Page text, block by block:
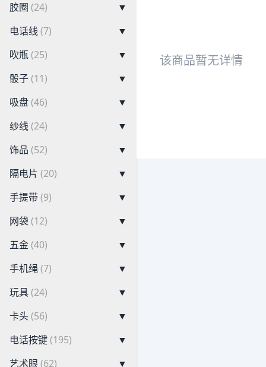
胶圈 (24)
▼
电话线(7)
▼
吹瓶(25)
▼
骰子(11)
▼
吸盘(46)
▼
纱线(24)
▼
饰品 (52)
▼
隔电片 (20)
▼
手提带(9)
▼
网袋(12)
▼
五金(40)
▼
手机绳(7)
▼
玩具(24)
▼
卡头(56)
▼
电话按键(195)
▼
艺术眼 (62)
▼
该商品暂无详情